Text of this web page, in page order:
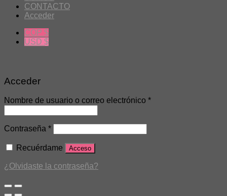
CONTACTO
Acceder
COP $
USD $
Acceder
Nombre de usuario o correo electrónico *
Contraseña *
Recuérdame Acceso
¿Olvidaste la contraseña?